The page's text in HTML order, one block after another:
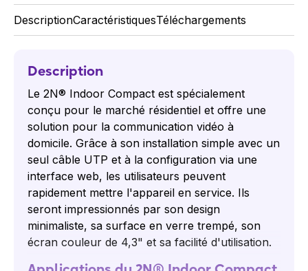
DescriptionCaractéristiquesTéléchargements
Description
Le 2N® Indoor Compact est spécialement
conçu pour le marché résidentiel et offre une
solution pour la communication vidéo à
domicile. Grâce à son installation simple avec un
seul câble UTP et à la configuration via une
interface web, les utilisateurs peuvent
rapidement mettre l'appareil en service. Ils
seront impressionnés par son design
minimaliste, sa surface en verre trempé, son
écran couleur de 4,3" et sa facilité d'utilisation.